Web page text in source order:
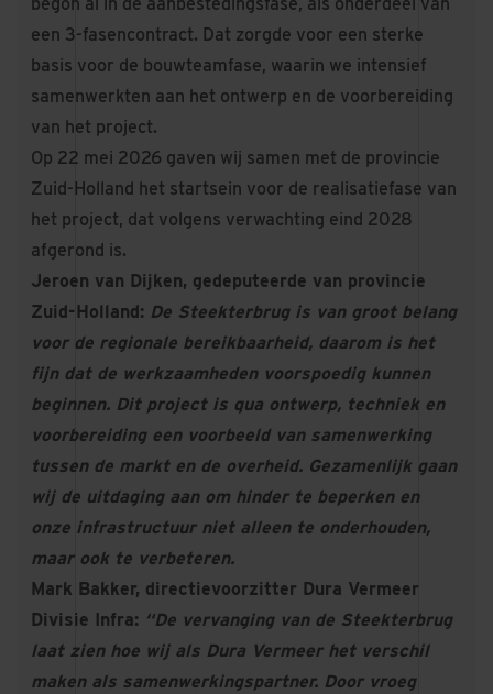
begon al in de aanbestedingsfase, als onderdeel van
een 3-fasencontract. Dat zorgde voor een sterke
basis voor de bouwteamfase, waarin we intensief
samenwerkten aan het ontwerp en de voorbereiding
van het project.
Op 22 mei 2026 gaven wij samen met de provincie
Zuid-Holland het startsein voor de realisatiefase van
het project, dat volgens verwachting eind 2028
afgerond is.
Jeroen van Dijken, gedeputeerde van provincie
Zuid-Holland: De Steekterbrug is van groot belang
voor de regionale bereikbaarheid, daarom is het
fijn dat de werkzaamheden voorspoedig kunnen
beginnen. Dit project is qua ontwerp, techniek en
voorbereiding een voorbeeld van samenwerking
tussen de markt en de overheid. Gezamenlijk gaan
wij de uitdaging aan om hinder te beperken en
onze infrastructuur niet alleen te onderhouden,
maar ook te verbeteren.
Mark Bakker, directievoorzitter Dura Vermeer
Divisie Infra: “De vervanging van de Steekterbrug
laat zien hoe wij als Dura Vermeer het verschil
maken als samenwerkingspartner. Door vroeg